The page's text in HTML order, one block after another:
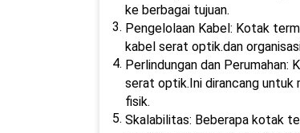
ke berbagai tujuan.
Pengelolaan Kabel: Kotak
kabel serat optik.dan
Perlindungan dan Perumahan:
serat optik.Ini dirancang untuk
fisik.
Skalabilitas: Beberapa kotak